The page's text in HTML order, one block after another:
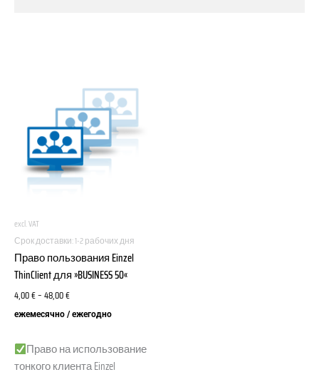
excl. VAT
Срок доставки:1-2 рабочих дня
Право пользования Einzel
ThinClient для »BUSINESS 50«
4,00€–48,00€
ежемесячно / ежегодно
Право на использование
тонкого клиента Einzel
товар
несколько